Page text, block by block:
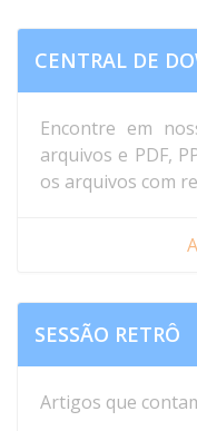
CENTRAL DE
Encontre em
arquivos e PDF,
os arquivos com
SESSÃO RETRÔ
Artigos que